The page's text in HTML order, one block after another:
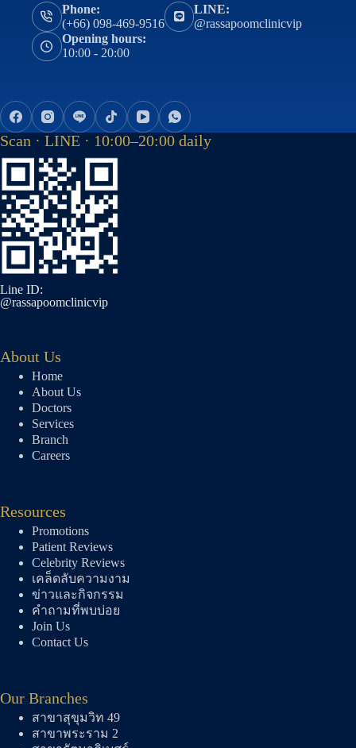
Phone:
(+66) 098-469-9516
LINE:
@rassapoomclinicvip
Opening hours:
10:00 - 20:00
Scan · LINE · 10:00–20:00 daily
Line ID:
@rassapoomclinicvip
About Us
Home
About Us
Doctors
Services
Branch
Careers
Resources
Promotions
Patient Reviews
Celebrity Reviews
เคล็ดลับความงาม
ข่าวและกิจกรรม
คำถามที่พบบ่อย
Join Us
Contact Us
Our Branches
สาขาสุขุมวิท 49
สาขาพระราม 2